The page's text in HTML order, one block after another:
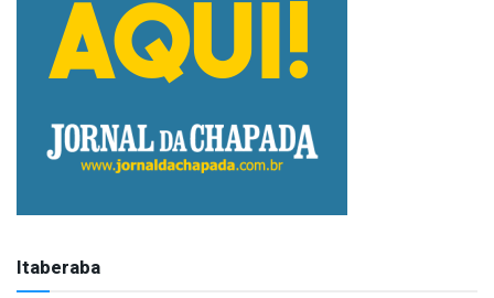
Itaberaba